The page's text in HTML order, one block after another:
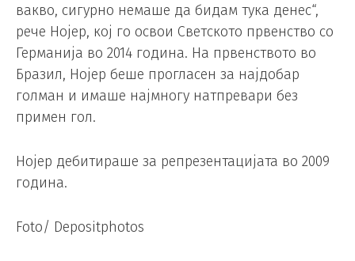
вакво, сигурно немаше да бидам тука денес“,
рече Нојер, кој го освои Светското првенство со
Германија во 2014 година. На првенството во
Бразил, Нојер беше прогласен за најдобар
голман и имаше најмногу натпревари без
примен гол.
Нојер дебитираше за репрезентацијата во 2009
година.
Foto/ Depositphotos